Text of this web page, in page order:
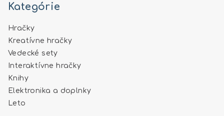
Kategórie
Hračky
Kreatívne hračky
Vedecké sety
Interaktívne hračky
Knihy
Elektronika a doplnky
Leto